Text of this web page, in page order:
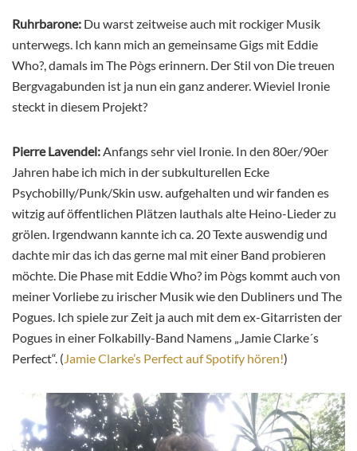
Ruhrbarone: Du warst zeitweise auch mit rockiger Musik
unterwegs. Ich kann mich an gemeinsame Gigs mit Eddie
Who?, damals im The Pògs erinnern. Der Stil von Die treuen
Bergvagabunden ist ja nun ein ganz anderer. Wieviel Ironie
steckt in diesem Projekt?
Pierre Lavendel: Anfangs sehr viel Ironie. In den 80er/90er
Jahren habe ich mich in der subkulturellen Ecke
Psychobilly/Punk/Skin usw. aufgehalten und wir fanden es
witzig auf öffentlichen Plätzen lauthals alte Heino-Lieder zu
grölen. Irgendwann kannte ich ca. 20 Texte auswendig und
dachte mir das ich das gerne mal mit einer Band probieren
möchte. Die Phase mit Eddie Who? im Pògs kommt auch von
meiner Vorliebe zu irischer Musik wie den Dubliners und The
Pogues. Ich spiele zur Zeit ja auch mit dem ex-Gitarristen der
Pogues in einer Folkabilly-Band Namens „Jamie Clarke´s
Perfect“. ( Jamie Clarke’s Perfect auf Spotify hören!)